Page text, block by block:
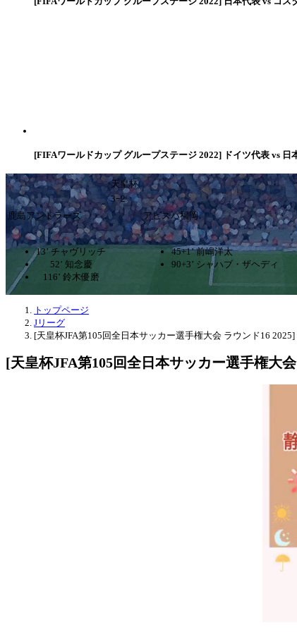
[FIFAワールドカップ グループステージ 2022] ドイツ代表 vs 日
天皇杯
3ｰ2
鹿島アントラーズ
アビスパ福岡
13’ チャヴリッチ
52’ 知念慶
116’ 鈴木優磨
45+1’ 前嶋洋太
90+3’ シャハブ・ザヘディ
トップページ
Jリーグ
[天皇杯JFA第105回全日本サッカー選手権大会 ラウンド16
[天皇杯JFA第105回全日本サッカー選手権大